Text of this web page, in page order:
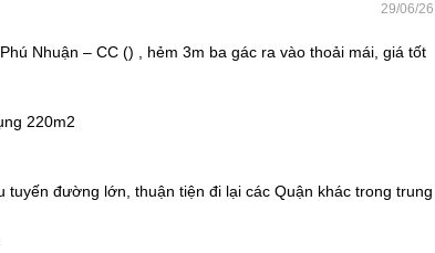
29/06/26
Nhuận – CC () , hẻm 3m ba gác ra vào thoải mái, giá tốt
220m2
tuyến đường lớn, thuận tiện đi lại các Quận khác trong trung